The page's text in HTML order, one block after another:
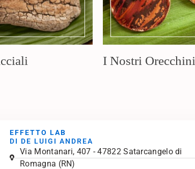
I Nostri Orecchini
EFFETTO LAB
DI DE LUIGI ANDREA
Via Montanari, 407 - 47822 Satarcangelo di
Romagna (RN)